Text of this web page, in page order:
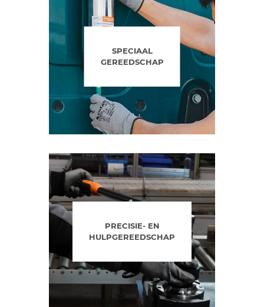
SPECIAAL
GEREEDSCHAP
PRECISIE- EN
HULPGEREEDSCHAP